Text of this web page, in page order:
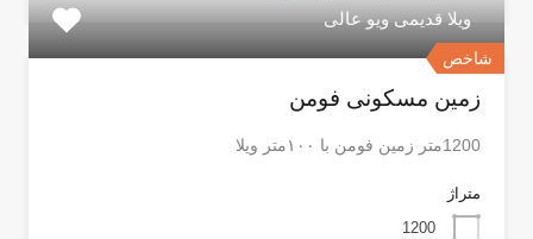
شاخص
ویلا قدیمی ویو عالی
زمین مسکونی فومن
1200متر زمین فومن با ۱۰۰متر ویلا
متراژ
1200